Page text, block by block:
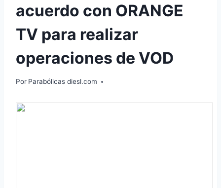
acuerdo con ORANGE
TV para realizar
operaciones de VOD
Por Parabólicas diesl.com